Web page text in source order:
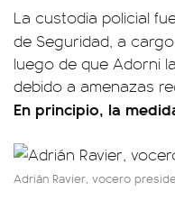
La custodia policial
de Seguridad, a
luego de que Adorni
debido a amenazas
En principio, la
Adrián Ravier, vocero